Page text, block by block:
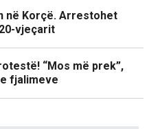
në Korçë. Arrestohet
vjeçarit
“Mos më prek”,
fjalimeve